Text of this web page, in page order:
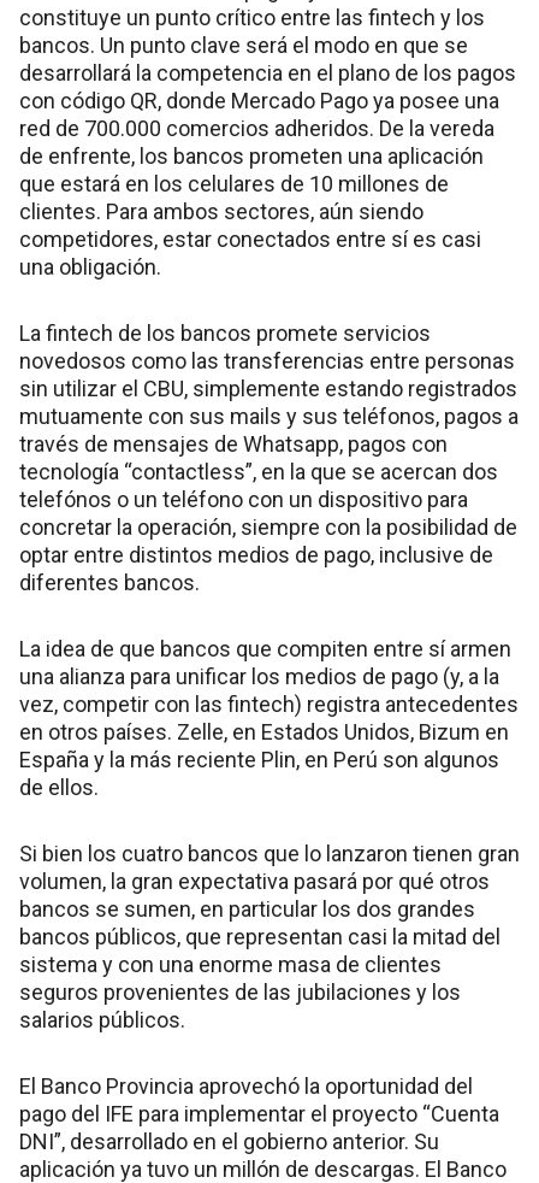
constituye un punto crítico entre las fintech y los
bancos. Un punto clave será el modo en que se
desarrollará la competencia en el plano de los pagos
con código QR, donde Mercado Pago ya posee una
red de 700.000 comercios adheridos. De la vereda
de enfrente, los bancos prometen una aplicación
que estará en los celulares de 10 millones de
clientes. Para ambos sectores, aún siendo
competidores, estar conectados entre sí es casi
una obligación.
La fintech de los bancos promete servicios
novedosos como las transferencias entre personas
sin utilizar el CBU, simplemente estando registrados
mutuamente con sus mails y sus teléfonos, pagos a
través de mensajes de Whatsapp, pagos con
tecnología “contactless”, en la que se acercan dos
telefónos o un teléfono con un dispositivo para
concretar la operación, siempre con la posibilidad de
optar entre distintos medios de pago, inclusive de
diferentes bancos.
La idea de que bancos que compiten entre sí armen
una alianza para unificar los medios de pago (y, a la
vez, competir con las fintech) registra antecedentes
en otros países. Zelle, en Estados Unidos, Bizum en
España y la más reciente Plin, en Perú son algunos
de ellos.
Si bien los cuatro bancos que lo lanzaron tienen gran
volumen, la gran expectativa pasará por qué otros
bancos se sumen, en particular los dos grandes
bancos públicos, que representan casi la mitad del
sistema y con una enorme masa de clientes
seguros provenientes de las jubilaciones y los
salarios públicos.
El Banco Provincia aprovechó la oportunidad del
pago del IFE para implementar el proyecto “Cuenta
DNI”, desarrollado en el gobierno anterior. Su
aplicación ya tuvo un millón de descargas. El Banco